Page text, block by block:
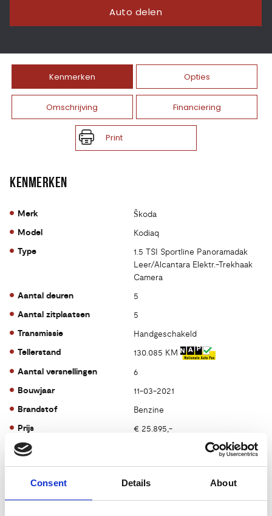
Consent Details About
Auto delen
Kenmerken Opties
Omschrijving Financiering
Print
KENMERKEN
Merk Škoda
Model Kodiaq
Type
1.5 TSI Sportline Panoramadak
Leer/Alcantara Elektr.-Trekhaak
Camera
Aantal deuren 5
Aantal zitplaatsen 5
Transmissie Handgeschakeld
Tellerstand 130.085 KM
Aantal versnellingen 6
Bouwjaar 11-03-2021
Brandstof Benzine
Prijs € 25.895,-
Kenteken